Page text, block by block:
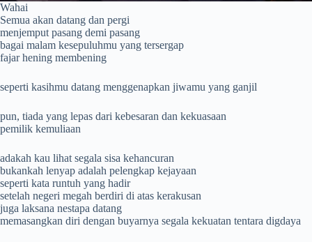
Wahai
Semua akan datang dan pergi
menjemput pasang demi pasang
bagai malam kesepuluhmu yang tersergap
fajar hening membening
seperti kasihmu datang menggenapkan jiwamu yang ganjil
pun, tiada yang lepas dari kebesaran dan kekuasaan
pemilik kemuliaan
adakah kau lihat segala sisa kehancuran
bukankah lenyap adalah pelengkap kejayaan
seperti kata runtuh yang hadir
setelah negeri megah berdiri di atas kerakusan
juga laksana nestapa datang
memasangkan diri dengan buyarnya segala kekuatan tentara digdaya